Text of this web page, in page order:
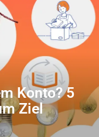
Konto? 5
Ziel